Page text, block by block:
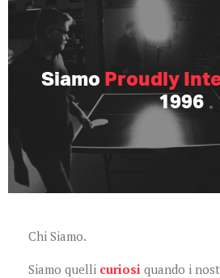
Siamo Proudly
1996
Chi Siamo.
Siamo quelli curiosi quando i